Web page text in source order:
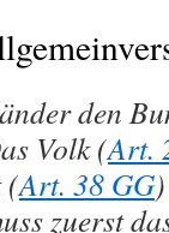
den
Volk (Art.
(Art. 38 GG
zuerst